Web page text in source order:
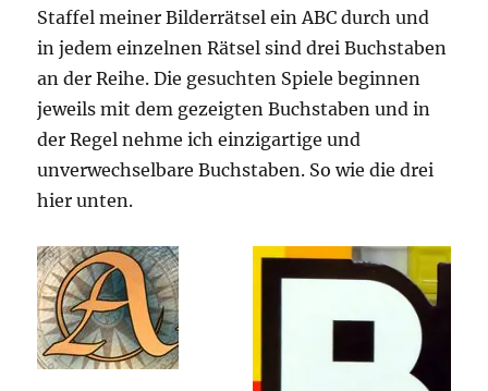
Staffel meiner Bilderrätsel ein ABC durch und
in jedem einzelnen Rätsel sind drei Buchstaben
an der Reihe. Die gesuchten Spiele beginnen
jeweils mit dem gezeigten Buchstaben und in
der Regel nehme ich einzigartige und
unverwechselbare Buchstaben. So wie die drei
hier unten.